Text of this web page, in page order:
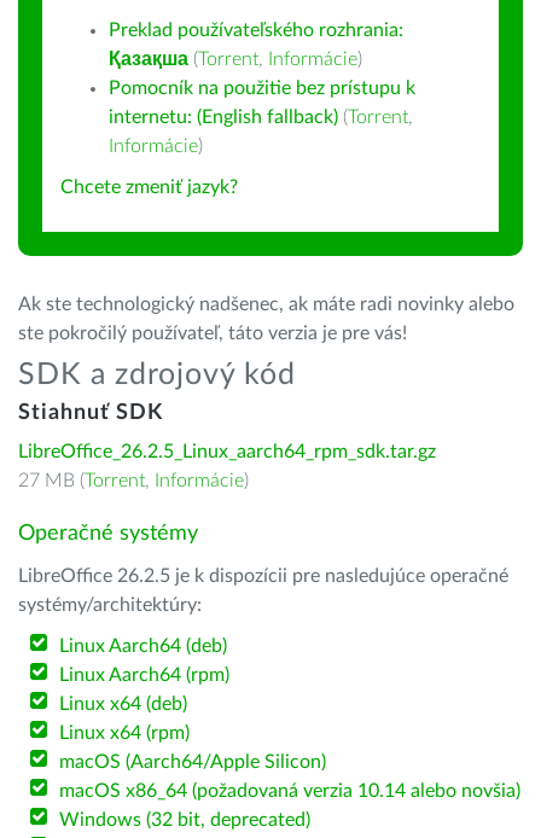
Preklad používateľského rozhrania:
Қазақша (Torrent, Informácie)
Pomocník na použitie bez prístupu k
internetu: (English fallback) (Torrent,
Informácie)
Chcete zmeniť jazyk?
Ak ste technologický nadšenec, ak máte radi novinky alebo
ste pokročilý používateľ, táto verzia je pre vás!
SDK a zdrojový kód
Stiahnuť SDK
LibreOffice_26.2.5_Linux_aarch64_rpm_sdk.tar.gz
27 MB (Torrent, Informácie)
Operačné systémy
LibreOffice 26.2.5 je k dispozícii pre nasledujúce operačné
systémy/architektúry:
Linux Aarch64 (deb)
Linux Aarch64 (rpm)
Linux x64 (deb)
Linux x64 (rpm)
macOS (Aarch64/Apple Silicon)
macOS x86_64 (požadovaná verzia 10.14 alebo novšia)
Windows (32 bit, deprecated)